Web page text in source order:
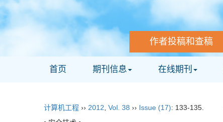
作者投稿和查稿
首页 期刊信息 在线期刊
计算机工程 ›› 2012 Vol. 38 ›› Issue (17): 133-135.